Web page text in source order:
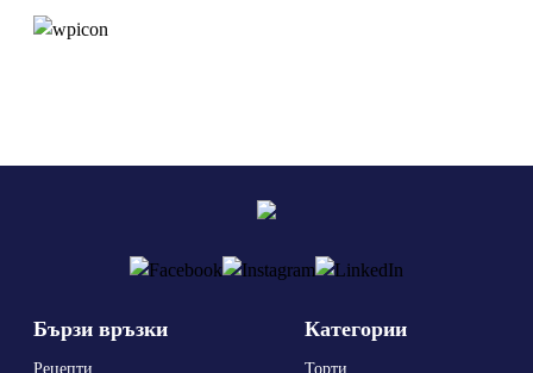
Бързи връзки
Рецепти
Категории
Торти